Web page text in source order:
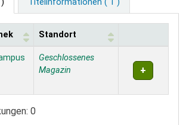
Titelinformationen ( 1 )
Standort
Geschlossenes
Magazin
0